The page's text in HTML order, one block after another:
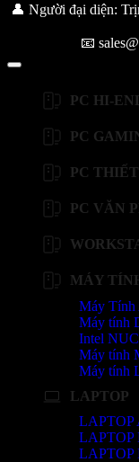
👤 Người đại diện:
📧
PC HI-
PC
PC
PC VĂN
MÁY
Máy Tính
Máy tính
Intel NUC
Máy tính
Máy tính
LAPTOP
LAPTOP
LAPTOP
LAPTOP